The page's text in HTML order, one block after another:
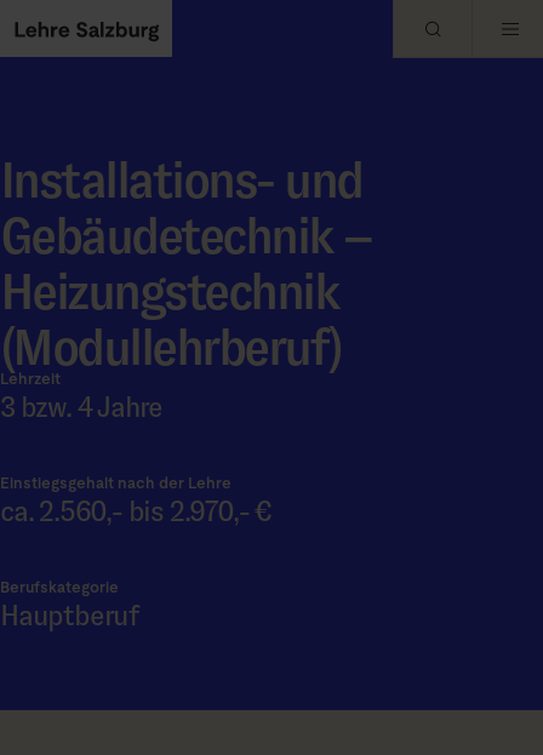
Skip to main content
Installations- und
Gebäudetechnik –
Heizungstechnik
(Modullehrberuf)
Lehrzeit
3 bzw. 4 Jahre
Einstiegsgehalt nach der Lehre
ca. 2.560,- bis 2.970,- €
Berufskategorie
Hauptberuf